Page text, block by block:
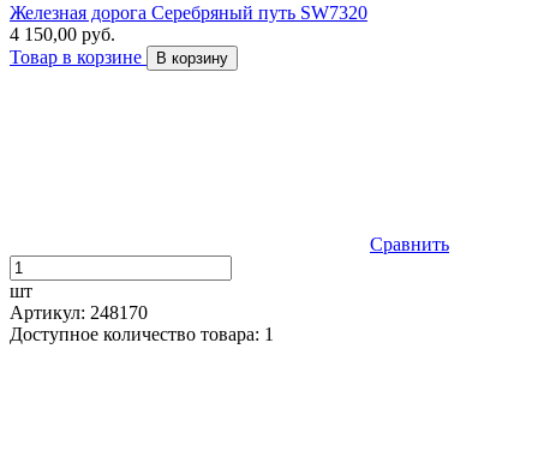
Железная дорога Серебряный путь SW7320
4 150,00 руб.
Товар в корзине
В корзину
Сравнить
шт
Артикул: 248170
Доступное количество товара: 1